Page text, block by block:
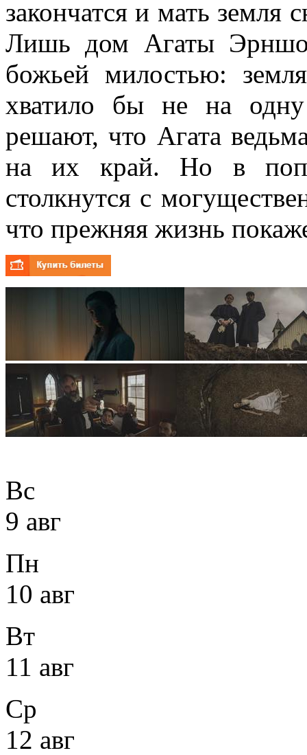
закончатся и мать земля
Лишь дом Агаты
божьей милостью:
хватило бы не на
решают, что Агата
на их край. Но в
столкнутся с
что прежняя жизнь
Вс
9 авг
Пн
10 авг
Вт
11 авг
Ср
12 авг